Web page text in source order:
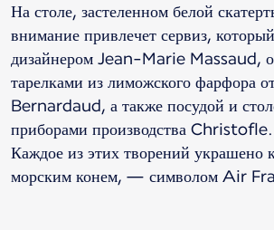
На столе, застеленном белой
внимание привлечет сервиз,
дизайнером Jean-Marie Massaud,
тарелками из лиможского фарфора
Bernardaud, а также посудой и
приборами производства Christofle.
Каждое из этих творений украшено
морским конем, — символом Air